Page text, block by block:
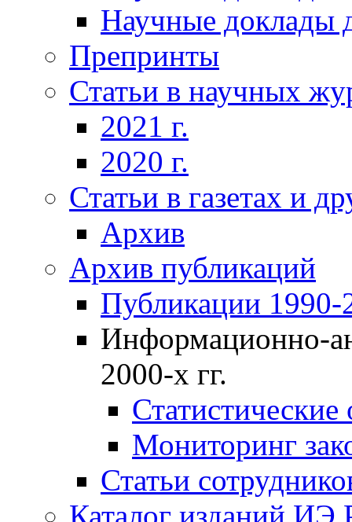
Научные доклады
Препринты
Статьи в научных
2021 г.
2020 г.
Статьи в газетах и
Архив
Архив публикаций
Публикации 1990-
Информационно-
2000-х гг.
Мониторинг
Статьи
Каталог изданий ИЭ